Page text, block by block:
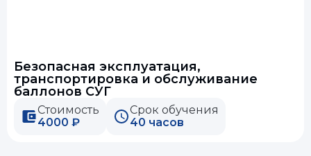
Безопасная эксплуатация,
транспортировка и обслуживание
баллонов СУГ
Стоимость
4000 ₽
Срок обучения
40 часов